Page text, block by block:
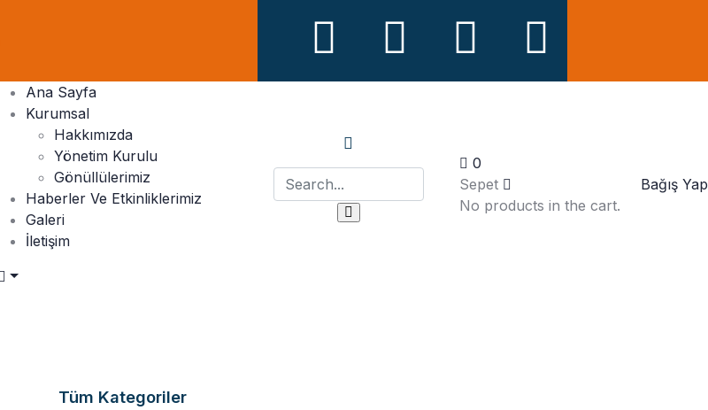
Ana Sayfa
Kurumsal
Hakkımızda
Yönetim Kurulu
Gönüllülerimiz
Haberler Ve Etkinliklerimiz
Galeri
İletişim
0
Sepet
No products in the cart.
Bağış Yap
Tüm Kategoriler